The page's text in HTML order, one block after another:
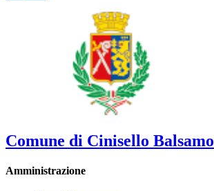
Comune di Cinisello Balsamo
Amministrazione